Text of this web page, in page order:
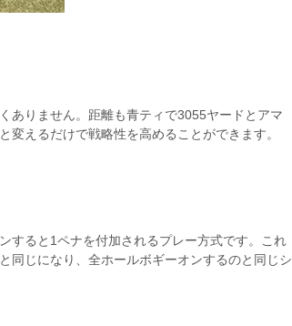
ありません。距離も青ティで3055ヤードとアマ
えるだけで戦略性を高めることができます。
すると1ペナを付加されるプレー方式です。これ
同じになり、全ホールボギーオンするのと同じシ